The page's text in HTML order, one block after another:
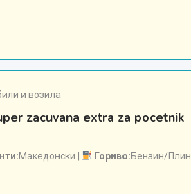
и возила
zacuvana extra za pocetnik
Македонски Гориво Бензин/Плин